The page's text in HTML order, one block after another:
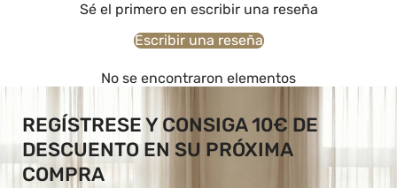
Sé el primero en escribir una reseña
Escribir una reseña
No se encontraron elementos
REGÍSTRESE Y CONSIGA 10€ DE
DESCUENTO EN SU PRÓXIMA
COMPRA